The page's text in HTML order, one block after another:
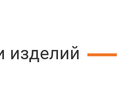
изделий